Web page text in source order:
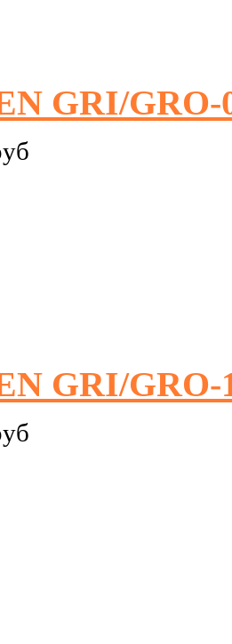
GRI/GRO-
GRI/GRO-